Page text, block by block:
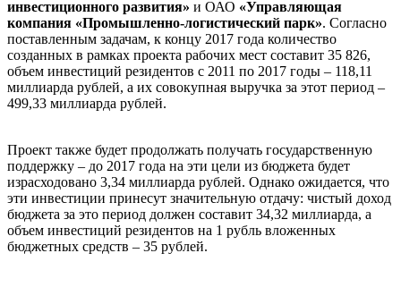
инвестиционного развития» и ОАО «Управляющая
компания «Промышленно-логистический парк». Согласно
поставленным задачам, к концу 2017 года количество
созданных в рамках проекта рабочих мест составит 35 826,
объем инвестиций резидентов с 2011 по 2017 годы – 118,11
миллиарда рублей, а их совокупная выручка за этот период –
499,33 миллиарда рублей.
Проект также будет продолжать получать государственную
поддержку – до 2017 года на эти цели из бюджета будет
израсходовано 3,34 миллиарда рублей. Однако ожидается, что
эти инвестиции принесут значительную отдачу: чистый доход
бюджета за это период должен составит 34,32 миллиарда, а
объем инвестиций резидентов на 1 рубль вложенных
бюджетных средств – 35 рублей.